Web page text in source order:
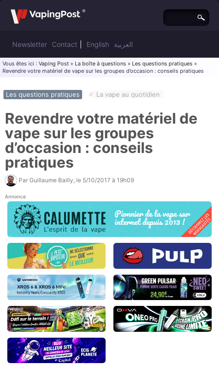
Newsletter Contact English العربية
Vous êtes ici : Vaping Post » La boîte à questions » Les questions pratiques »
Revendre votre matériel de vape sur les groupes d’occasion : conseils pratiques
Les questions pratiques # La vape au quotidien
Revendre votre matériel de
vape sur les groupes
d’occasion : conseils
pratiques
Par Guillaume Bailly , le 5/10/2017 à 19h09
Annonce